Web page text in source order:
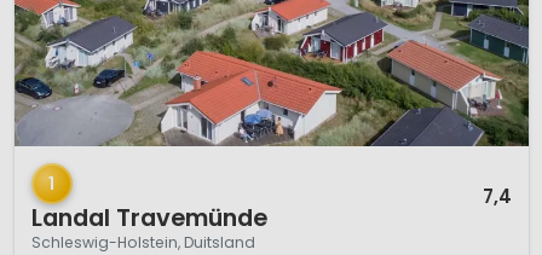
1 / 12
1
Landal Travemünde
7,4
Schleswig-Holstein, Duitsland